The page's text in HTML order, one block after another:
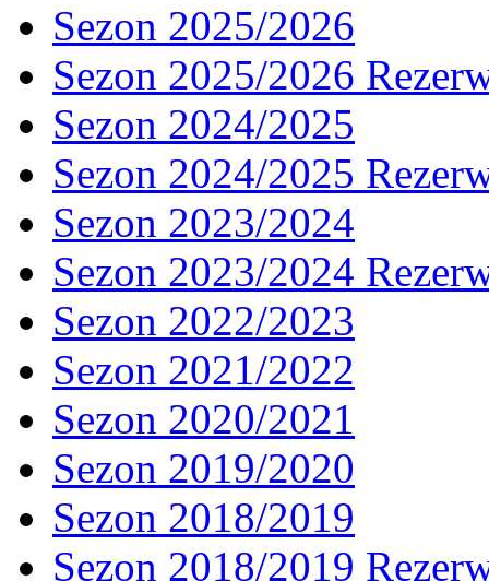
Sezon 2025/2026
Sezon 2025/2026
Sezon 2024/2025
Sezon 2024/2025
Sezon 2023/2024
Sezon 2023/2024
Sezon 2022/2023
Sezon 2021/2022
Sezon 2020/2021
Sezon 2019/2020
Sezon 2018/2019
Sezon 2018/2019